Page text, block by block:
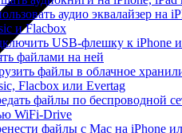
аудио эквалайзер на
и Flacbox
USB-флешку к iPhone
файлами на ней
файлы в облачное
Flacbox или Evertag
файлы по беспроводной
WiFi-Drive
файлы с Mac на iPhone